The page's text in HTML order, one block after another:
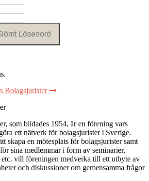
.
Bolagsjurister
som bildades 1954, är en förening vars
ett nätverk för bolagsjurister i Sverige.
skapa en mötesplats för bolagsjurister samt
sina medlemmar i form av seminarier,
etc. vill föreningen medverka till ett utbyte av
och diskussioner om gemensamma frågor